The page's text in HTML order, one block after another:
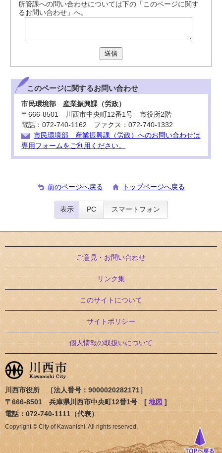
所管課への問い合わせについては下の「このページに関す
るお問い合わせ」へ。
送信
このページに関するお問い合わせ
市民環境部 産業振興課（労政）
〒666-8501 川西市中央町12番1号 市役所2階
電話：072-740-1162 ファクス：072-740-1332
市民環境部 産業振興課（労政）へのお問い合わせは
専用フォームをご利用ください。
前のページへ戻る トップページへ戻る
表示 PC スマートフォン
ご意見・お問い合わせ
リンク集
このサイトについて
サイトポリシー
個人情報の取扱いについて
川西市役所 ［法人番号：9000020282171］
〒666-8501 兵庫県川西市中央町12番1号 [ 地図 ]
電話：072-740-1111（代表）
Copyright © City of Kawanishi. All rights reserved.